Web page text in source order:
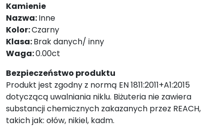
Kamienie
Nazwa:Inne
Kolor:Czarny
Klasa:Brak danych/ inny
Waga:0.00ct
Bezpieczeństwo produktu
Produkt jest zgodny z normą EN 1811:2011+A1:2015
dotyczącą uwalniania niklu. Biżuteria nie zawiera
substancji chemicznych zakazanych przez REACH,
takich jak: ołów, nikiel, kadm.